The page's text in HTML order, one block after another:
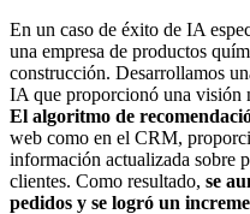
En un caso de éxito de IA
una empresa de productos
construcción. Desarrollamos
IA que proporcionó una visión
El algoritmo de
web como en el CRM,
información actualizada sobre
clientes. Como resultado, se
pedidos y se logró un